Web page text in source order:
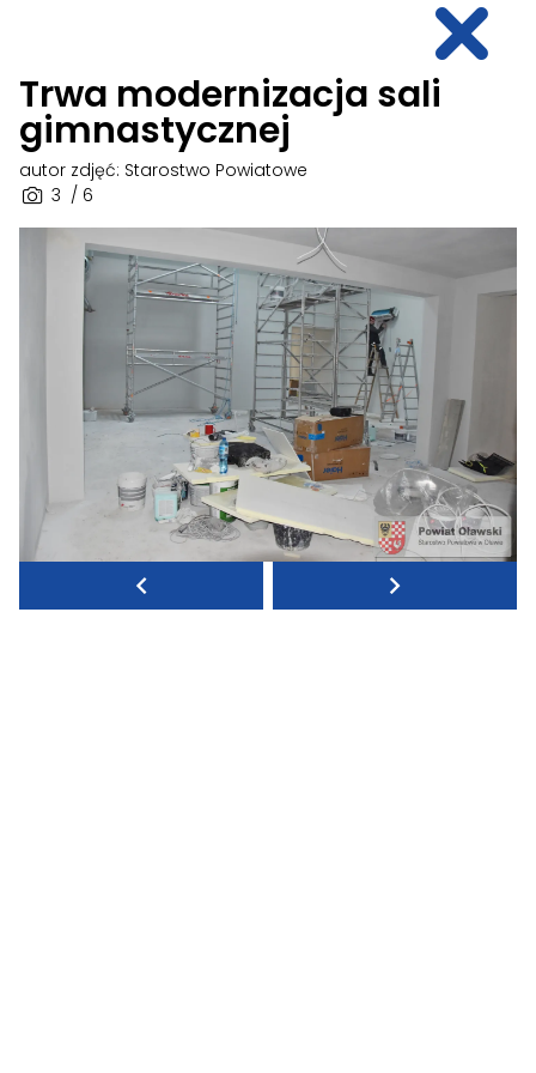
Trwa modernizacja sali
gimnastycznej
3 / 6
autor zdjęć: Starostwo Powiatowe